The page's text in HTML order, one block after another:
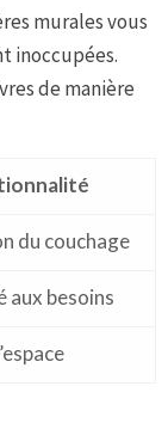
murales vous
inoccupées.
de manière
du couchage
besoins